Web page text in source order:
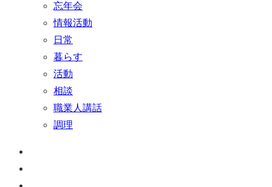
忘年会
情報活動
日常
暮らす
活動
相談
職業人講話
調理